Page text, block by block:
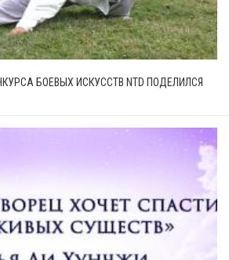
БОЕВЫХ ИСКУССТВ NTD ПОДЕЛИЛСЯ